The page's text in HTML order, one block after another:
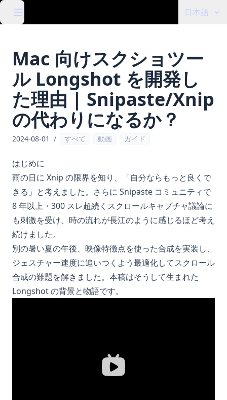
日本語
Mac 向けスクショツー
ル Longshot を開発し
た理由 | Snipaste/Xnip
の代わりになるか？
2024-08-01 / すべて 動画 ガイド
はじめに
雨の日に Xnip の限界を知り、「自分ならもっと良くで
きる」と考えました。さらに Snipaste コミュニティで
8 年以上・300 スレ超続くスクロールキャプチャ議論に
も刺激を受け、時の流れが長江のように感じるほど考え
続けました。
別の暑い夏の午後、映像特徴点を使った合成を実装し、
ジェスチャー速度に追いつくよう最適化してスクロール
合成の難題を解きました。本稿はそうして生まれた
Longshot の背景と物語です。